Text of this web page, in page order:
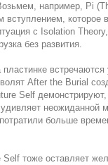
например, Pi
которое
с Isolation
без развития.
пластинке
After the Burial
Self
неожиданной
больше
Self тоже оставляет